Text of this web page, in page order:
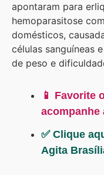
apontaram para
hemoparasitose
domésticos,
células sanguíneas
de peso e
📱 Favorite
✅ Clique
Agita